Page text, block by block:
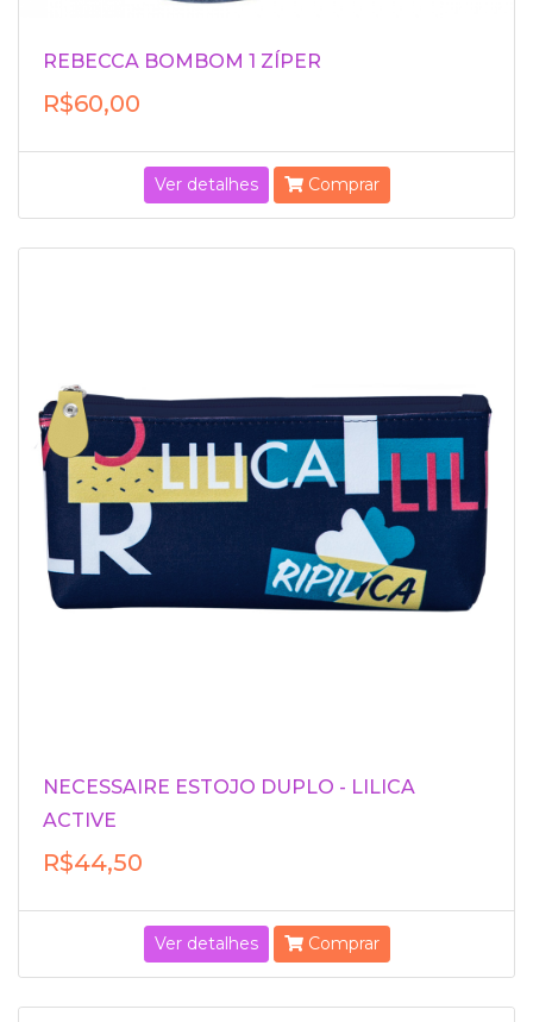
REBECCA BOMBOM 1 ZÍPER
R$60,00
Ver detalhes Comprar
NECESSAIRE ESTOJO DUPLO - LILICA
ACTIVE
R$44,50
Ver detalhes Comprar